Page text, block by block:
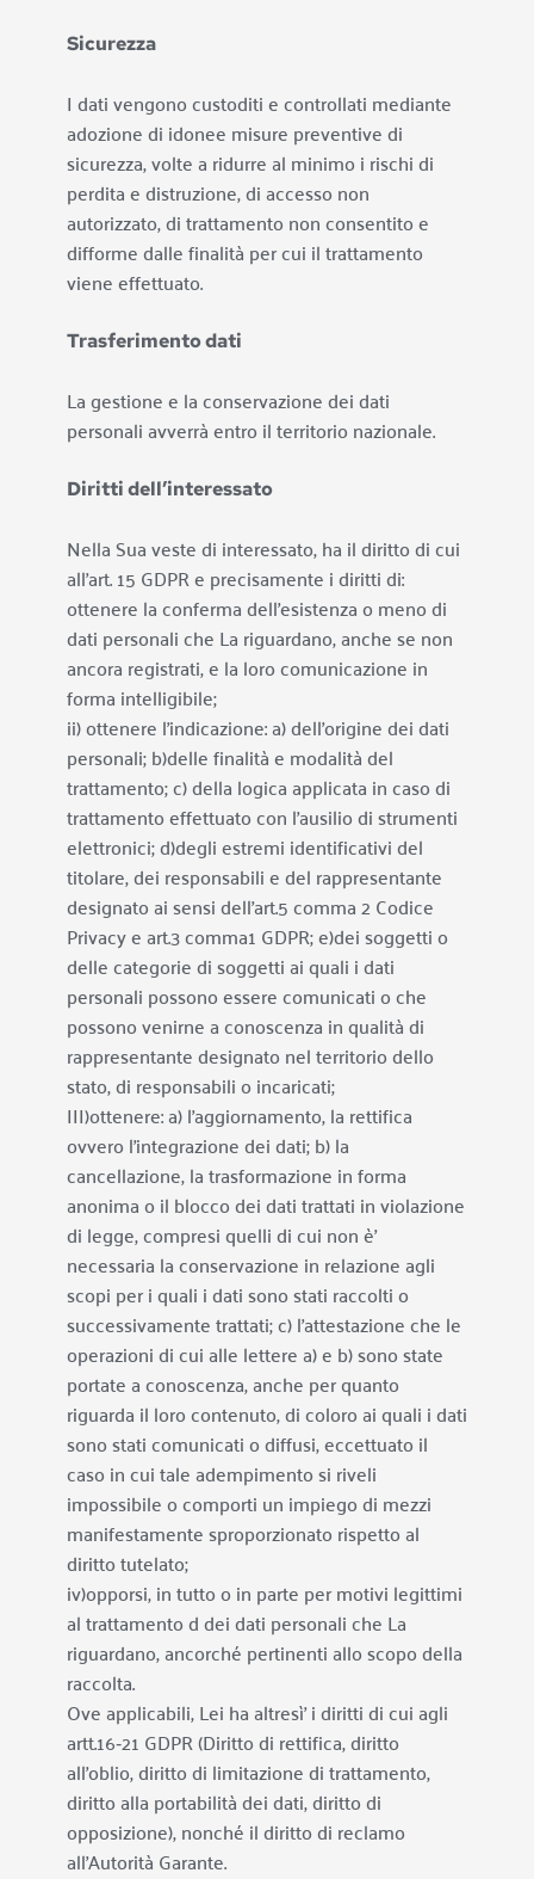
Sicurezza
I dati vengono custoditi e controllati mediante
adozione di idonee misure preventive di
sicurezza, volte a ridurre al minimo i rischi di
perdita e distruzione, di accesso non
autorizzato, di trattamento non consentito e
difforme dalle finalità per cui il trattamento
viene effettuato.
Trasferimento dati
La gestione e la conservazione dei dati
personali avverrà entro il territorio nazionale.
Diritti dell’interessato
Nella Sua veste di interessato, ha il diritto di cui
all’art. 15 GDPR e precisamente i diritti di:
ottenere la conferma dell’esistenza o meno di
dati personali che La riguardano, anche se non
ancora registrati, e la loro comunicazione in
forma intelligibile;
ii) ottenere l’indicazione: a) dell’origine dei dati
personali; b)delle finalità e modalità del
trattamento; c) della logica applicata in caso di
trattamento effettuato con l’ausilio di strumenti
elettronici; d)degli estremi identificativi del
titolare, dei responsabili e del rappresentante
designato ai sensi dell’art.5 comma 2 Codice
Privacy e art.3 comma1 GDPR; e)dei soggetti o
delle categorie di soggetti ai quali i dati
personali possono essere comunicati o che
possono venirne a conoscenza in qualità di
rappresentante designato nel territorio dello
stato, di responsabili o incaricati;
III)ottenere: a) l’aggiornamento, la rettifica
ovvero l’integrazione dei dati; b) la
cancellazione, la trasformazione in forma
anonima o il blocco dei dati trattati in violazione
di legge, compresi quelli di cui non è’
necessaria la conservazione in relazione agli
scopi per i quali i dati sono stati raccolti o
successivamente trattati; c) l’attestazione che le
operazioni di cui alle lettere a) e b) sono state
portate a conoscenza, anche per quanto
riguarda il loro contenuto, di coloro ai quali i dati
sono stati comunicati o diffusi, eccettuato il
caso in cui tale adempimento si riveli
impossibile o comporti un impiego di mezzi
manifestamente sproporzionato rispetto al
diritto tutelato;
iv)opporsi, in tutto o in parte per motivi legittimi
al trattamento d dei dati personali che La
riguardano, ancorché pertinenti allo scopo della
raccolta.
Ove applicabili, Lei ha altresì’ i diritti di cui agli
artt.16‐21 GDPR (Diritto di rettifica, diritto
all’oblio, diritto di limitazione di trattamento,
diritto alla portabilità dei dati, diritto di
opposizione), nonché il diritto di reclamo
all’Autorità Garante.